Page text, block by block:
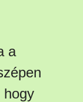
a
hogy